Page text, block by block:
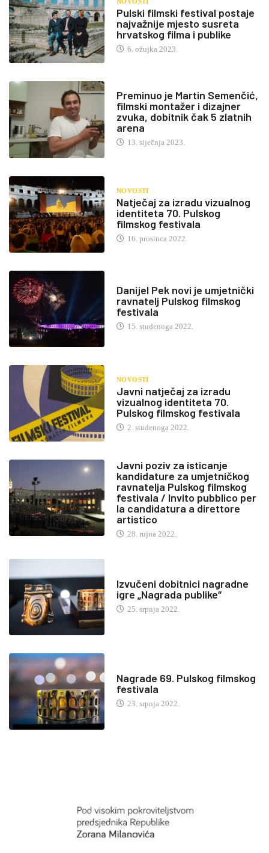
NOVOSTI
Pulski filmski festival postaje
najvažnije mjesto susreta
hrvatskog filma i publike
6. ožujka 2023.
Preminuo je Martin Semenčić,
filmski montažer i dizajner
zvuka, dobitnik čak 5 zlatnih
arena
13. siječnja 2023.
NOVOSTI
Natječaj za izradu vizualnog
identiteta 70. Pulskog
filmskog festivala
16. prosinca 2022.
Danijel Pek novi je umjetnički
ravnatelj Pulskog filmskog
festivala
15. studenoga 2022.
NOVOSTI
Javni natječaj za izradu
vizualnog identiteta 70.
Pulskog filmskog festivala
2. studenoga 2022.
Javni poziv za isticanje
kandidature za umjetničkog
ravnatelja Pulskog filmskog
festivala / Invito pubblico per
la candidatura a direttore
artistico
28. rujna 2022.
Izvučeni dobitnici nagradne
igre „Nagrada publike“
25. srpnja 2022.
Nagrade 69. Pulskog filmskog
festivala
23. srpnja 2022.